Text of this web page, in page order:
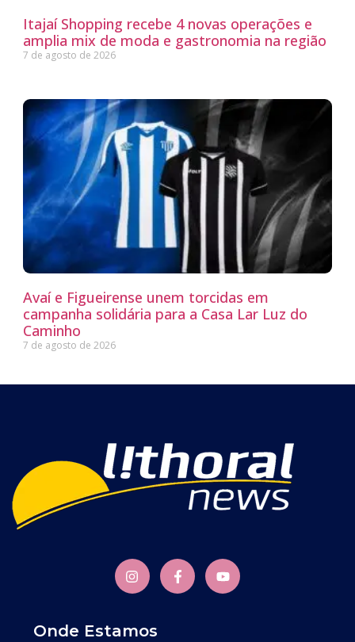
Itajaí Shopping recebe 4 novas operações e
amplia mix de moda e gastronomia na região
7 de agosto de 2026
Avaí e Figueirense unem torcidas em
campanha solidária para a Casa Lar Luz do
Caminho
7 de agosto de 2026
Onde Estamos